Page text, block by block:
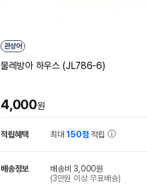
관상어
물레방아 하우스 (JL786-6)
4,000원
적립혜택 최대150점 적립
배송정보
배송비 3,000원
(3만원 이상 무료배송)